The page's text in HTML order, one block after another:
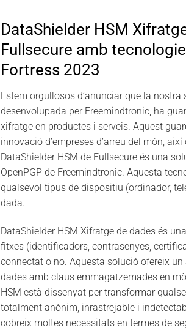
DataShielder HSM
Fullsecure amb
Fortress 2023
Estem orgullosos d’anunciar que la
desenvolupada per Freemindtronic, ha
xifratge en productes i serveis. Aquest
innovació d’empreses d’arreu del món,
DataShielder HSM de Fullsecure és una
OpenPGP de Freemindtronic. Aquesta
qualsevol tipus de dispositiu (ordinador,
dada.
DataShielder HSM Xifratge de dades és
fitxes (identificadors, contrasenyes,
connectat o no. Aquesta solució ofereix
dades amb claus emmagatzemades en
HSM està dissenyat per transformar
totalment anònim, inrastrejable i
cobreix moltes necessitats en termes de